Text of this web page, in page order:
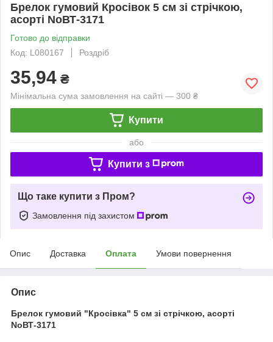
Брелок гумовий Кросівок 5 см зі стрічкою,
асорті NoВТ-3171
Готово до відправки
Код: L080167
Роздріб
35,94 ₴
Мінімальна сума замовлення на сайті — 300 ₴
Купити
або
Купити з
Що таке купити з Пром?
Замовлення під захистом
Опис Доставка Оплата Умови повернення
Опис
Брелок гумовий "Кросівка" 5 см зі стрічкою, асорті
NoВТ-3171